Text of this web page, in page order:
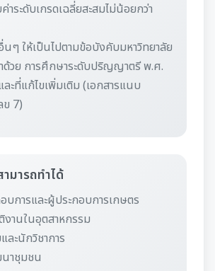
ค่าระดับเกรดเฉลี่ยสะสมไม่น้อยกว่า
ๆ ให้เป็นไปตามข้อบังคับมหาวิทยาลัย
ด้วย การศึกษาระดับปริญญาตรี พ.ศ.
ะที่แก้ไขเพิ่มเติม (เอกสารแนบ
ข 7)
มารถทำได้
บการและผู้ประกอบการเกษตร
านในอุตสาหกรรม
ละนักวิชาการ
าชุมชน